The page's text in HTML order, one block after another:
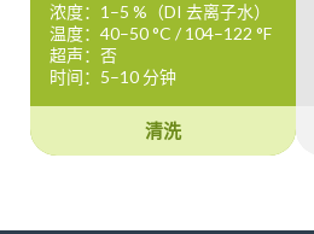
浓度：1–5 %（DI 去离子水）
温度：40–50 °C / 104–122 °F
超声：否
时间：5–10 分钟
清洗